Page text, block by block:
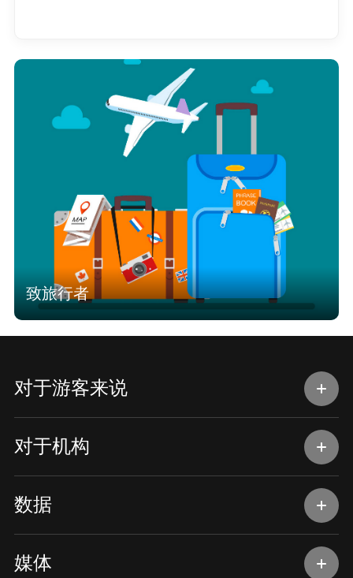
致旅行者
对于游客来说
对于机构
数据
媒体